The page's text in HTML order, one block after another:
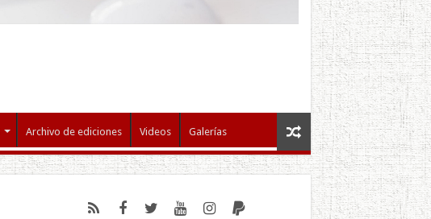
Archivo de ediciones Videos Galerías